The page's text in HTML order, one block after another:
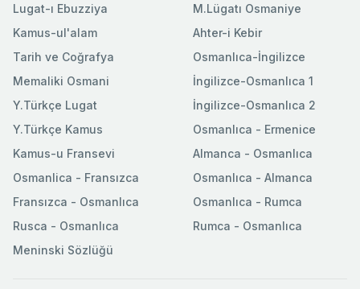
Lugat-ı Ebuzziya
M.Lügatı Osmaniye
Kamus-ul'alam
Tarih ve Coğrafya
Memaliki Osmani
Y.Türkçe Lugat
Y.Türkçe Kamus
Ahter-i Kebir
Osmanlıca-İngilizce
İngilizce-Osmanlıca 1
İngilizce-Osmanlıca 2
Osmanlıca - Ermenice
Kamus-u Fransevi
Osmanlica - Fransızca
Fransızca - Osmanlıca
Rusca - Osmanlıca
Meninski Sözlüğü
Almanca - Osmanlıca
Osmanlıca - Almanca
Osmanlıca - Rumca
Rumca - Osmanlıca